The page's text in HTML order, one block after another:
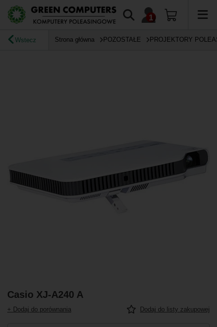
Wstecz Strona główna POZOSTAŁE PROJEKTORY
Casio XJ-A240 A
+ Dodaj do porównania Dodaj do listy zakupowej